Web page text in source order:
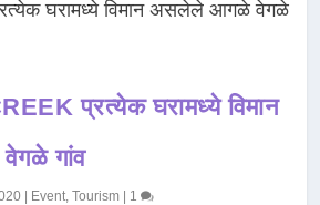
प्रत्येक घरामध्ये विमान
गांव
Event,Tourism 1